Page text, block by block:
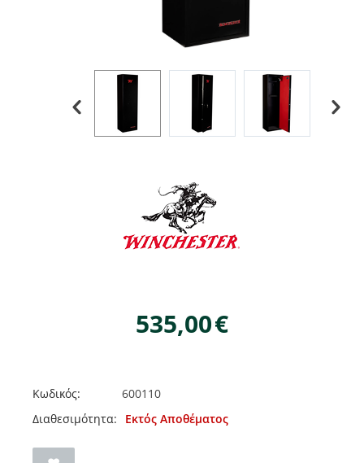
535,00€
Κωδικός:
600110
Διαθεσιμότητα:
Εκτός Αποθέματος